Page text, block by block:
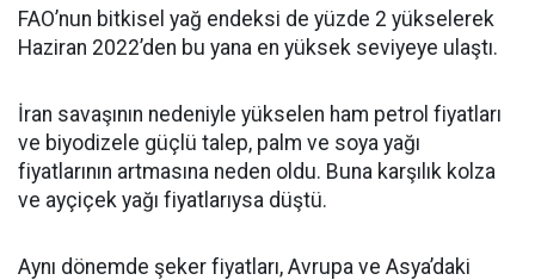
FAO’nun bitkisel yağ endeksi de yüzde 2 yükselerek
Haziran 2022’den bu yana en yüksek seviyeye ulaştı.
İran savaşının nedeniyle yükselen ham petrol fiyatları
ve biyodizele güçlü talep, palm ve soya yağı
fiyatlarının artmasına neden oldu. Buna karşılık kolza
ve ayçiçek yağı fiyatlarıysa düştü.
Aynı dönemde şeker fiyatları, Avrupa ve Asya’daki